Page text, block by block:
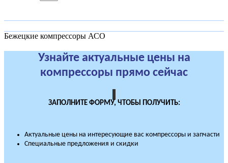
Бежецкие компрессоры АСО
Узнайте актуальные цены на
компрессоры прямо сейчас
ЗАПОЛНИТЕ ФОРМУ, ЧТОБЫ ПОЛУЧИТЬ:
Актуальные цены на интересующие вас компрессоры и запчасти
Специальные предложения и скидки